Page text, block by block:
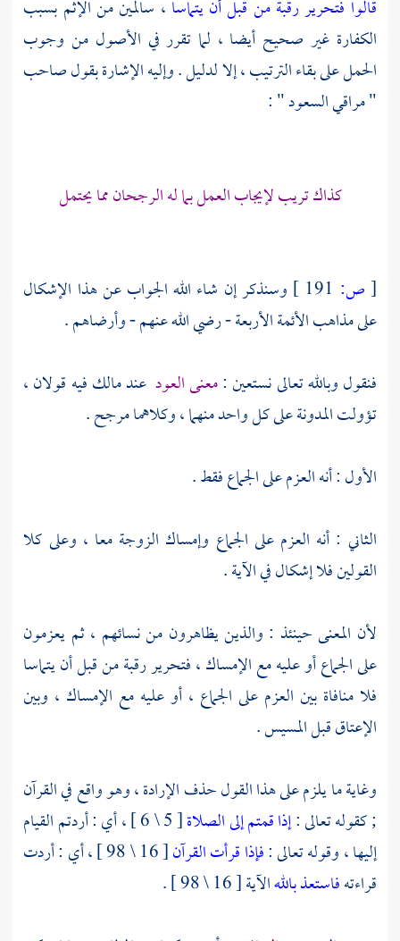
قالوا فتحرير رقبة من قبل أن يتماسا ، سالمين من الإثم بسبب
الكفارة غير صحيح أيضا ، لما تقرر في الأصول من وجوب
الحمل على بقاء الترتيب ، إلا لدليل . وإليه الإشارة بقول صاحب
" مراقي السعود " :
كذاك تريب لإيجاب العمل بما له الرجحان مما يحتمل
[ص:
وسنذكر إن شاء الله الجواب عن هذا الإشكال
على مذاهب الأئمة الأربعة - رضي الله عنهم - وأرضاهم .
فنقول وبالله تعالى نستعين :معنى العود عندمالكفيه قولان ،
تؤولت المدونة على كل واحد منهما ، وكلاهما مرجح .
الأول : أنه العزم على الجماع فقط .
الثاني : أنه العزم على الجماع وإمساك الزوجة معا ، وعلى كلا
القولين فلا إشكال في الآية .
لأن المعنى حينئذ : والذين يظاهرون من نسائهم ، ثم يعزمون
على الجماع أو عليه مع الإمساك ، فتحرير رقبة من قبل أن يتماسا
فلا منافاة بين العزم على الجماع ، أو عليه مع الإمساك ، وبين
الإعتاق قبل المسيس .
وغاية ما يلزم على هذا القول حذف الإرادة ، وهو واقع في القرآن
; كقوله تعالى :إذا قمتم إلى الصلاة
[ 5 \ 6 ] ، أي : أردتم القيام
إليها ، وقوله تعالى :فإذا قرأت القرآن
[ 16 \ 98 ] ، أي : أردت
قراءتهفاستعذ باللهالآية [ 16 \ 98 ] .